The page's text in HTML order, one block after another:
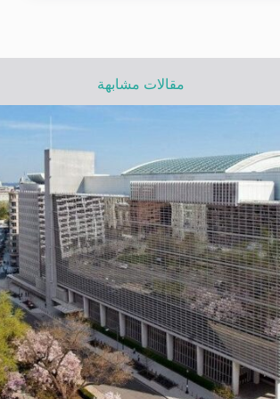
مقالات مشابهة